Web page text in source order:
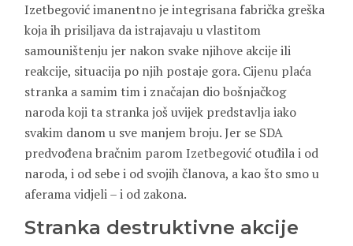
Izetbegović imanentno je integrisana fabrička greška
koja ih prisiljava da istrajavaju u vlastitom
samouništenju jer nakon svake njihove akcije ili
reakcije, situacija po njih postaje gora. Cijenu plaća
stranka a samim tim i značajan dio bošnjačkog
naroda koji ta stranka još uvijek predstavlja iako
svakim danom u sve manjem broju. Jer se SDA
predvođena bračnim parom Izetbegović otuđila i od
naroda, i od sebe i od svojih članova, a kao što smo u
aferama vidjeli – i od zakona.
Stranka destruktivne akcije